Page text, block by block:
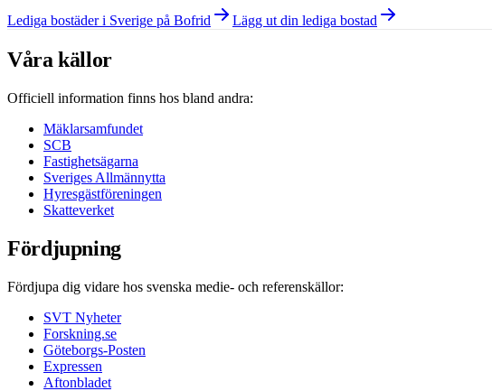
Lediga bostäder i Sverige på Bofrid Lägg ut din lediga bostad
Våra källor
Officiell information finns hos bland andra:
Mäklarsamfundet
SCB
Fastighetsägarna
Sveriges Allmännytta
Hyresgästföreningen
Skatteverket
Fördjupning
Fördjupa dig vidare hos svenska medie- och referenskällor:
SVT Nyheter
Forskning.se
Göteborgs-Posten
Expressen
Aftonbladet